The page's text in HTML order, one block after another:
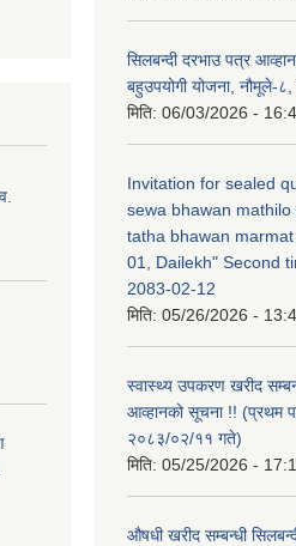
सिलबन्दी दरभाउ पत्र
बहुउपयोगी योजना, नौमूले-
मिति: 06/03/2026 -
Invitation for sealed
sewa bhawan
tatha bhawan
01, Dailekh" Second
2083-02-12
मिति: 05/26/2026 -
स्वास्थ्य उपकरण खरीद
आव्हानको सूचना !! (प्रथम
२०८३/०२/११ गते)
मिति: 05/25/2026 -
औषधी खरीद सम्बन्धी